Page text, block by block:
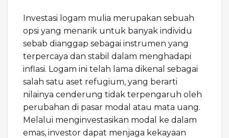
Investasi logam mulia merupakan sebuah
opsi yang menarik untuk banyak individu
sebab dianggap sebagai instrumen yang
terpercaya dan stabil dalam menghadapi
inflasi. Logam ini telah lama dikenal sebagai
salah satu aset refugium, yang berarti
nilainya cenderung tidak terpengaruh oleh
perubahan di pasar modal atau mata uang.
Melalui menginvestasikan modal ke dalam
emas, investor dapat menjaga kekayaan